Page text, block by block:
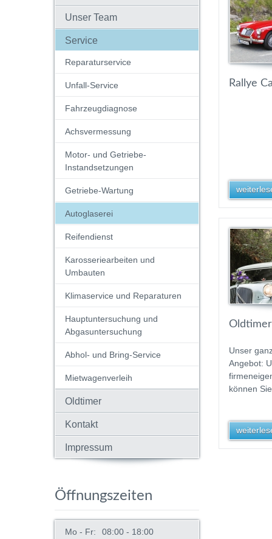
Unser Team
Service
Reparaturservice
Unfall-Service
Fahrzeugdiagnose
Achsvermessung
Motor- und Getriebe-
Instandsetzungen
Getriebe-Wartung
Autoglaserei
Reifendienst
Karosseriearbeiten und
Umbauten
Klimaservice und Reparaturen
Hauptuntersuchung und
Abgasuntersuchung
Abhol- und Bring-Service
Mietwagenverleih
Oldtimer
Kontakt
Impressum
Öffnungszeiten
Mo - Fr:
08:00 - 18:00
Rallye
Unser
Angebot:
können